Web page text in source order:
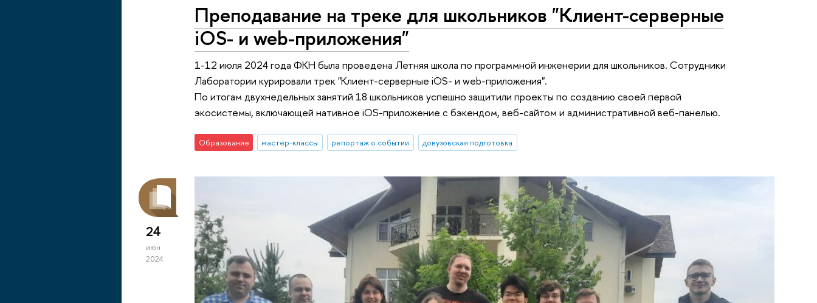
Преподавание на треке для школьников "Клиент-серверные
iOS- и web-приложения"
1-12 июля 2024 года ФКН была проведена Летняя школа по программной инженерии для школьников. Сотрудники
Лаборатории курировали трек "Клиент-серверные iOS- и web-приложения".
По итогам двухнедельных занятий 18 школьников успешно защитили проекты по созданию своей первой
экосистемы, включающей нативное iOS-приложение с бэкендом, веб-сайтом и административной веб-панелью.
Образование мастер-классы репортаж о событии довузовская подготовка
24
июн
2024